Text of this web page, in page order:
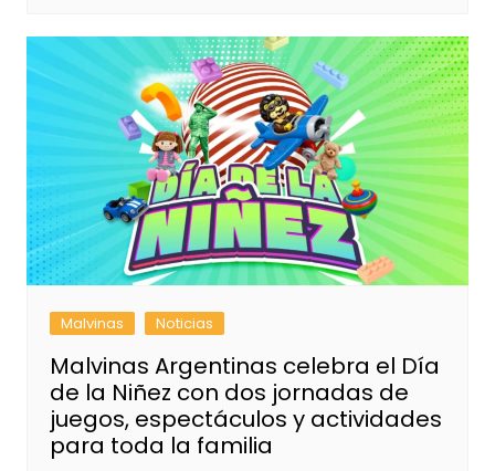
Malvinas Noticias
Malvinas Argentinas celebra el Día
de la Niñez con dos jornadas de
juegos, espectáculos y actividades
para toda la familia